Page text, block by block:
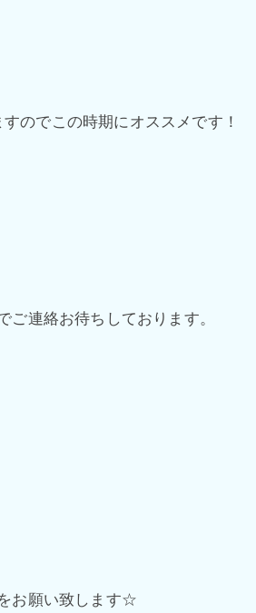
のでこの時期にオススメです！
連絡お待ちしております。
お願い致します☆